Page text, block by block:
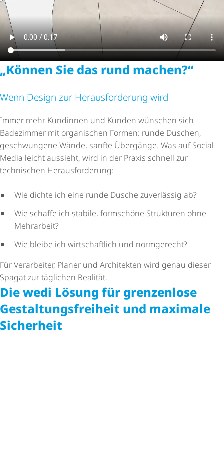
„Können Sie das rund machen?“
Wenn Design zur Heraus­for­de­rung wird
Immer mehr Kundinnen und Kunden wünschen sich
Badezimmer mit organischen Formen: runde Duschen,
geschwungene Wände, sanfte Übergänge. Was auf Social
Media leicht aussieht, wird in der Praxis schnell zur
technischen Heraus­for­de­rung:
Wie dichte ich eine runde Dusche zuverlässig ab?
Wie schaffe ich stabile, formschöne Strukturen ohne
Mehrarbeit?
Wie bleibe ich wirtschaftlich und normgerecht?
Für Verarbeiter, Planer und Architekten wird genau dieser
Spagat zur täglichen Realität.
Die wedi Lösung für grenzenlose
Gestal­tungs­frei­heit und maximale
Sicherheit